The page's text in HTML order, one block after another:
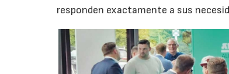
responden exactamente a sus